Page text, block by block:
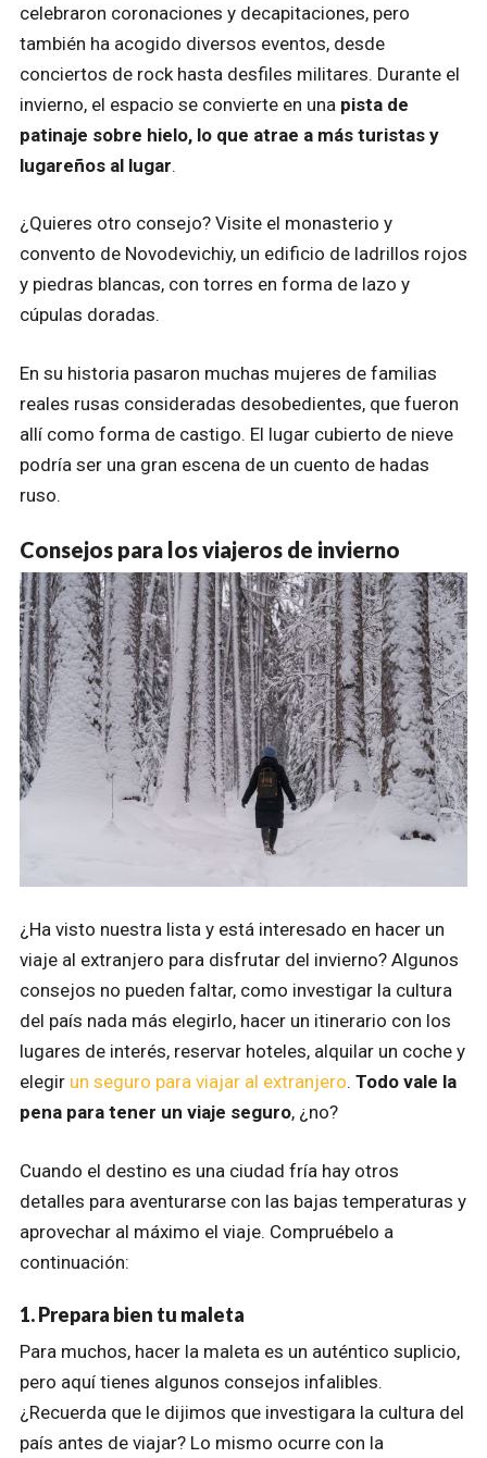
celebraron coronaciones y decapitaciones, pero
también ha acogido diversos eventos, desde
conciertos de rock hasta desfiles militares. Durante el
invierno, el espacio se convierte en una pista de
patinaje sobre hielo, lo que atrae a más turistas y
lugareños al lugar.
¿Quieres otro consejo? Visite el monasterio y
convento de Novodevichiy, un edificio de ladrillos rojos
y piedras blancas, con torres en forma de lazo y
cúpulas doradas.
En su historia pasaron muchas mujeres de familias
reales rusas consideradas desobedientes, que fueron
allí como forma de castigo. El lugar cubierto de nieve
podría ser una gran escena de un cuento de hadas
ruso.
Consejos para los viajeros de invierno
¿Ha visto nuestra lista y está interesado en hacer un
viaje al extranjero para disfrutar del invierno? Algunos
consejos no pueden faltar, como investigar la cultura
del país nada más elegirlo, hacer un itinerario con los
lugares de interés, reservar hoteles, alquilar un coche y
elegir un seguro para viajar al extranjero. Todo vale la
pena para tener un viaje seguro, ¿no?
Cuando el destino es una ciudad fría hay otros
detalles para aventurarse con las bajas temperaturas y
aprovechar al máximo el viaje. Compruébelo a
continuación:
1. Prepara bien tu maleta
Para muchos, hacer la maleta es un auténtico suplicio,
pero aquí tienes algunos consejos infalibles.
¿Recuerda que le dijimos que investigara la cultura del
país antes de viajar? Lo mismo ocurre con la